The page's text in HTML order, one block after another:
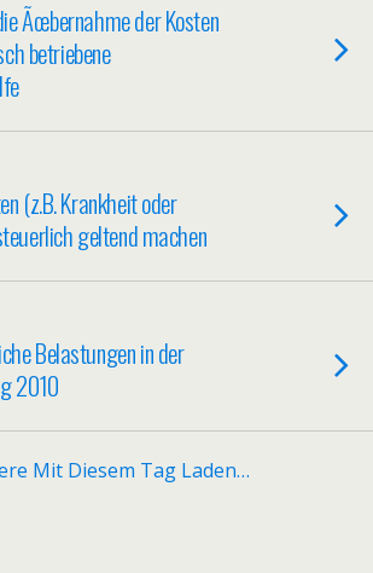
Ãœbernahme der Kosten
betriebene
(z.B. Krankheit oder
geltend machen
Belastungen in der
2010
Mit Diesem Tag Laden…